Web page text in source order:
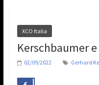
XCO Italia
Kerschbaumer
02/09/2022 Gerhard